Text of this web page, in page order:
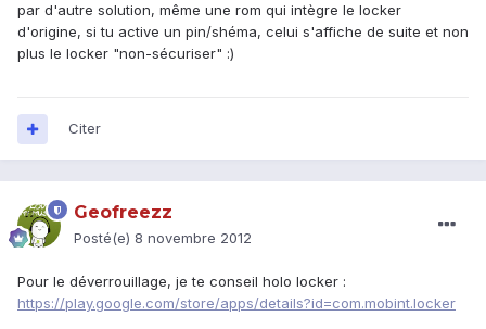
par d'autre solution, même une rom qui intègre le locker
d'origine, si tu active un pin/shéma, celui s'affiche de suite et non
plus le locker "non-sécuriser" :)
Citer
Geofreezz
Posté(e) 8 novembre 2012
Pour le déverrouillage, je te conseil holo locker :
https://play.google.com/store/apps/details?id=com.mobint.locker